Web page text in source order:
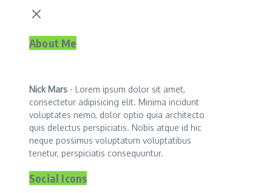
About Me
Nick Mars - Lorem ipsum dolor sit amet,
consectetur adipisicing elit. Minima incidunt
voluptates nemo, dolor optio quia architecto
quis delectus perspiciatis. Nobis atque id hic
neque possimus voluptatum voluptatibus
tenetur, perspiciatis consequuntur.
Social Icons